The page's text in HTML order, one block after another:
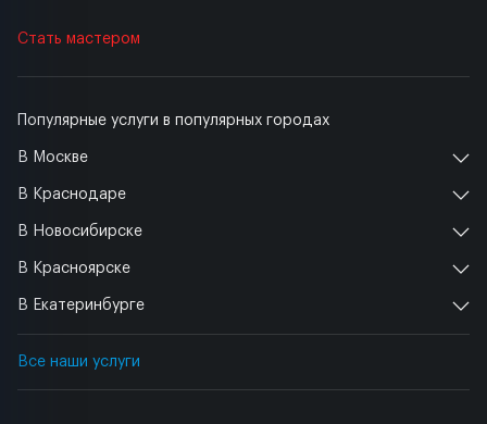
Популярные услуги в популярных городах
В Москве
В Краснодаре
В Новосибирске
В Красноярске
В Екатеринбурге
Все наши услуги
Стать мастером